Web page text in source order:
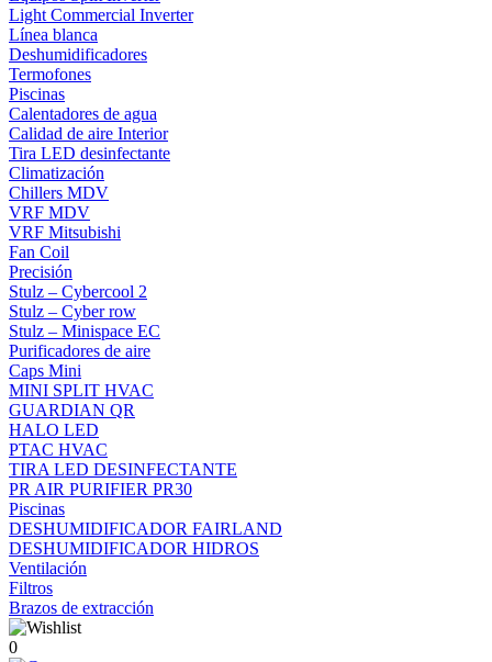
Light Commercial Inverter
Línea blanca
Deshumidificadores
Termofones
Piscinas
Calentadores de agua
Calidad de aire Interior
Tira LED desinfectante
Climatización
Chillers MDV
VRF MDV
VRF Mitsubishi
Fan Coil
Precisión
Stulz – Cybercool 2
Stulz – Cyber row
Stulz – Minispace EC
Purificadores de aire
Caps Mini
MINI SPLIT HVAC
GUARDIAN QR
HALO LED
PTAC HVAC
TIRA LED DESINFECTANTE
PR AIR PURIFIER PR30
Piscinas
DESHUMIDIFICADOR FAIRLAND
DESHUMIDIFICADOR HIDROS
Ventilación
Filtros
Brazos de extracción
0